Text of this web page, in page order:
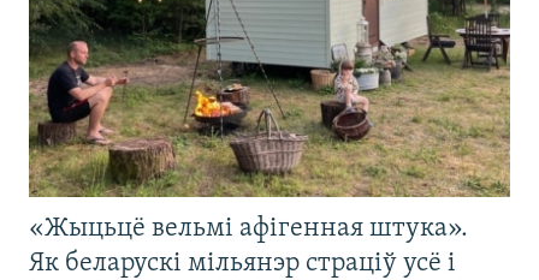
«Жыцьцё вельмі афігенная штука».
Як беларускі мільянэр страціў усё і